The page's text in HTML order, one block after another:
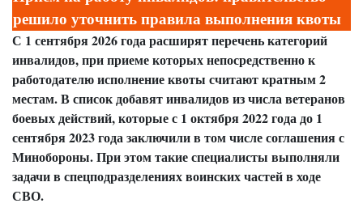
решило уточнить правила выполнения квоты
С 1 сентября 2026 года расширят перечень категорий
инвалидов, при приеме которых непосредственно к
работодателю исполнение квоты считают кратным 2
местам. В список добавят инвалидов из числа ветеранов
боевых действий, которые с 1 октября 2022 года до 1
сентября 2023 года заключили в том числе соглашения с
Минобороны. При этом такие специалисты выполняли
задачи в спецподразделениях воинских частей в ходе
СВО.